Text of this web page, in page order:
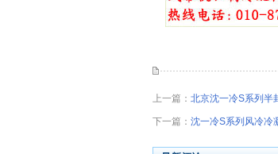
上一篇： 北京沈一冷S系列半
下一篇： 沈一冷S系列风冷冷